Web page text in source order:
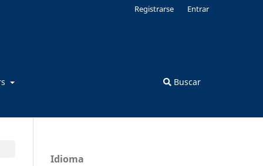
Buscar
Registrarse Entrar
Idioma